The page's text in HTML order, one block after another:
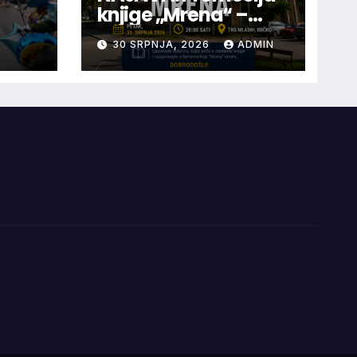
knjige „Mrena“ –
Dženita Memić
BRČKO
30 SRPNJA, 2026 ADMIN